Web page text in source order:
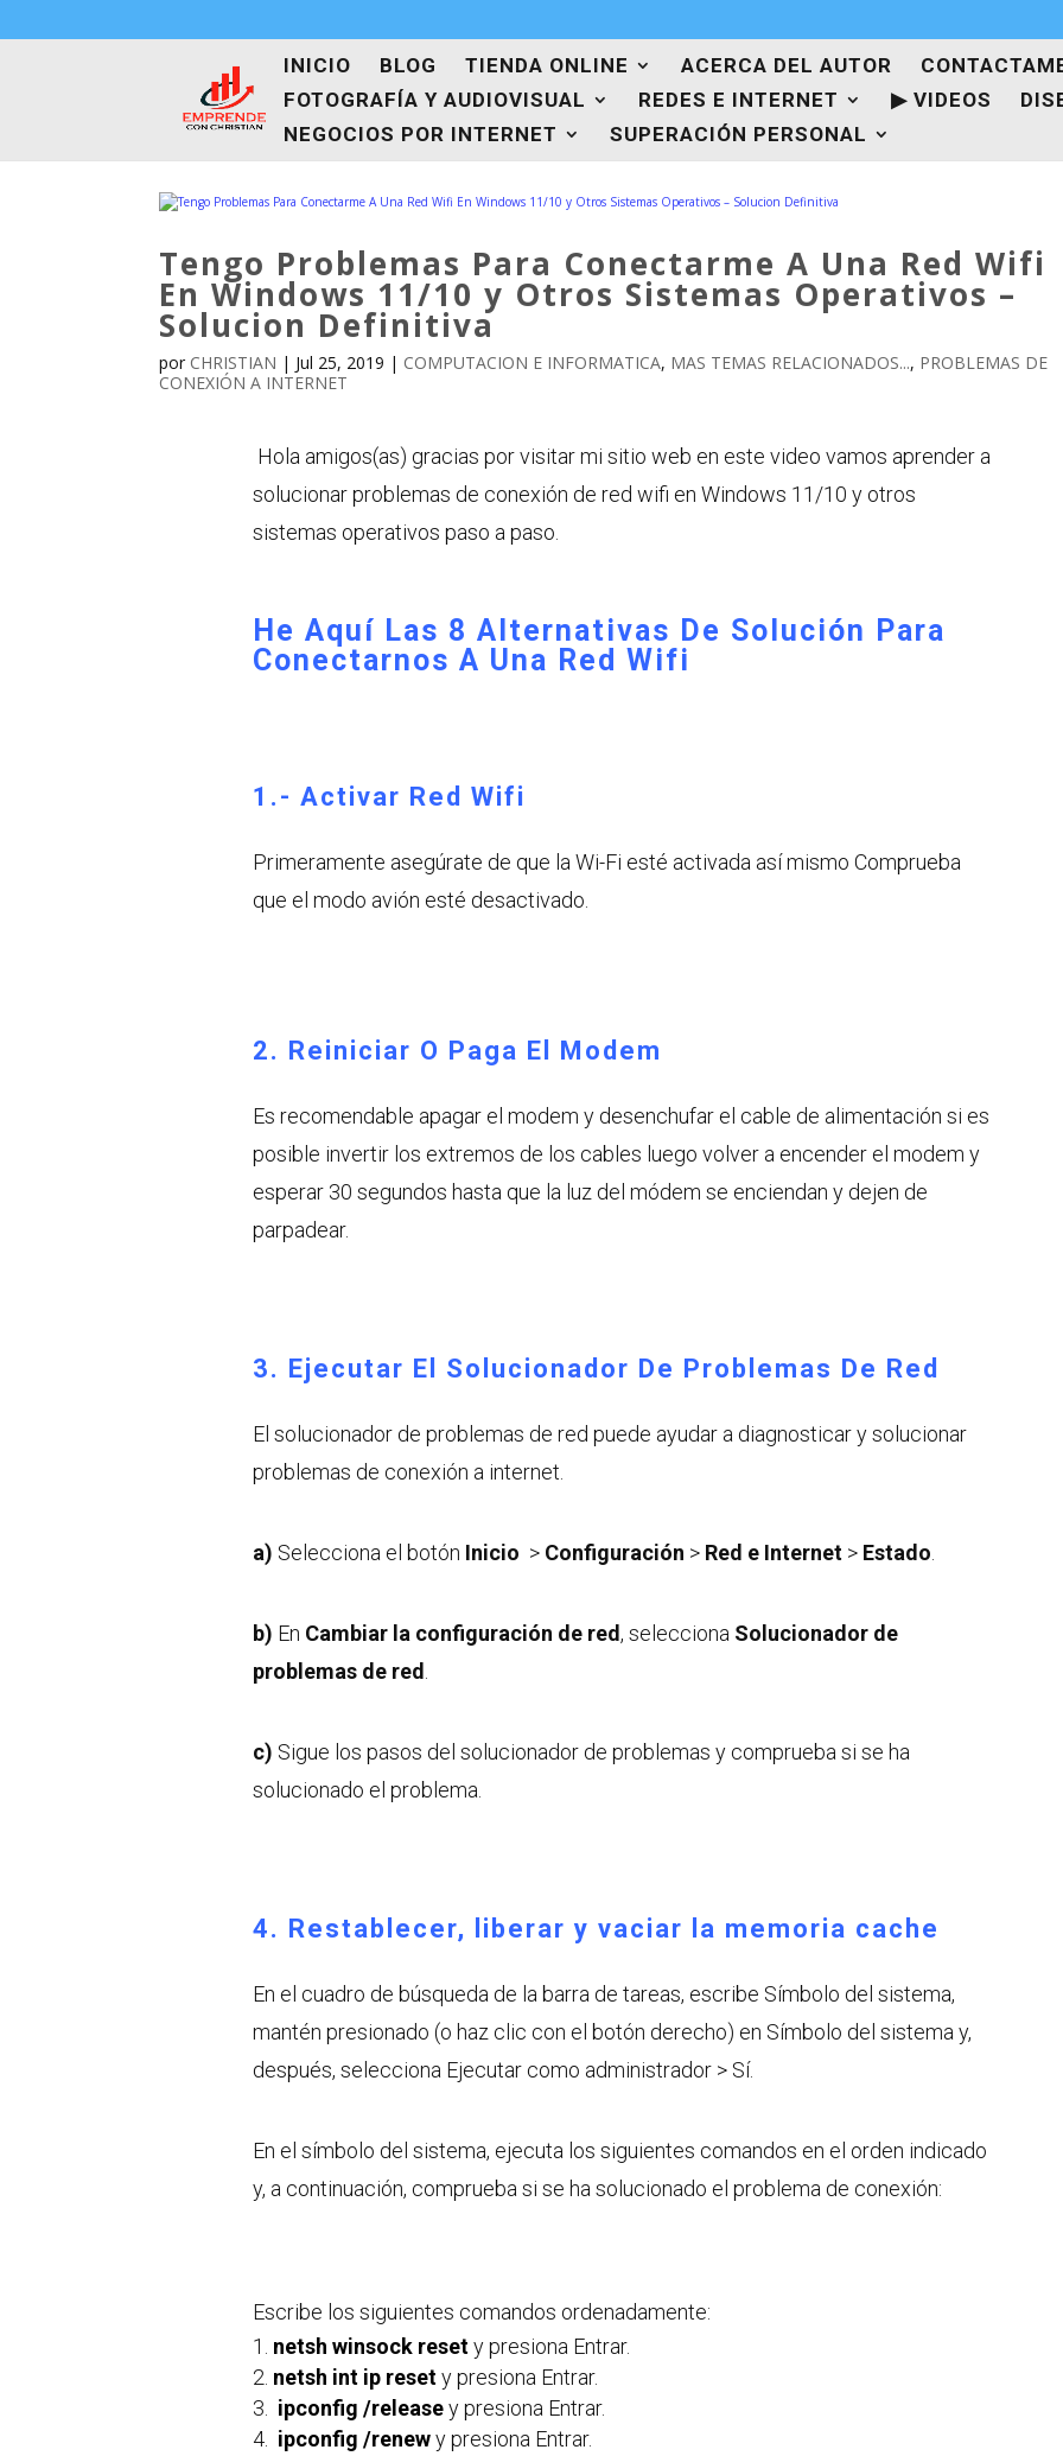
INICIO BLOG TIENDA ONLINE ACERCA DEL AUTOR
FOTOGRAFÍA Y AUDIOVISUAL
REDES E INTERNET ▶ VIDEOS
NEGOCIOS POR INTERNET
SUPERACIÓN PERSONAL
Tengo Problemas Para Conectarme A Una Red Wifi
En Windows 11/10 y Otros Sistemas Operativos –
Solucion Definitiva
por CHRISTIAN | Jul 25, 2019 | COMPUTACION E INFORMATICA, MAS TEMAS RELACIONADOS..., PROBLEMAS DE
CONEXIÓN A INTERNET
Hola amigos(as) gracias por visitar mi sitio web en este video vamos aprender a
solucionar problemas de conexión de red wifi en Windows 11/10 y otros
sistemas operativos paso a paso.
He Aquí Las 8 Alternativas De Solución Para
Conectarnos A Una Red Wifi
1.- Activar Red Wifi
Primeramente asegúrate de que la Wi-Fi esté activada así mismo Comprueba
que el modo avión esté desactivado.
2. Reiniciar O Paga El Modem
Es recomendable apagar el modem y desenchufar el cable de alimentación si es
posible invertir los extremos de los cables luego volver a encender el modem y
esperar 30 segundos hasta que la luz del módem se enciendan y dejen de
parpadear.
3. Ejecutar El Solucionador De Problemas De Red
El solucionador de problemas de red puede ayudar a diagnosticar y solucionar
problemas de conexión a internet.
a) Selecciona el botón Inicio > Configuración > Red e Internet> Estado
b) En Cambiar la configuración de red, selecciona Solucionador de
problemas de red
c) Sigue los pasos del solucionador de problemas y comprueba si se ha
solucionado el problema.
4. Restablecer, liberar y vaciar la memoria cache
En el cuadro de búsqueda de la barra de tareas, escribe Símbolo del sistema,
mantén presionado (o haz clic con el botón derecho) en Símbolo del sistema y,
después, selecciona Ejecutar como administrador > Sí.
En el símbolo del sistema, ejecuta los siguientes comandos en el orden indicado
y, a continuación, comprueba si se ha solucionado el problema de conexión:
Escribe los siguientes comandos ordenadamente:
netsh winsock resety presiona Entrar.
netsh int ip resety presiona Entrar.
ipconfig /releasey presiona Entrar.
ipconfig /renewy presiona Entrar.